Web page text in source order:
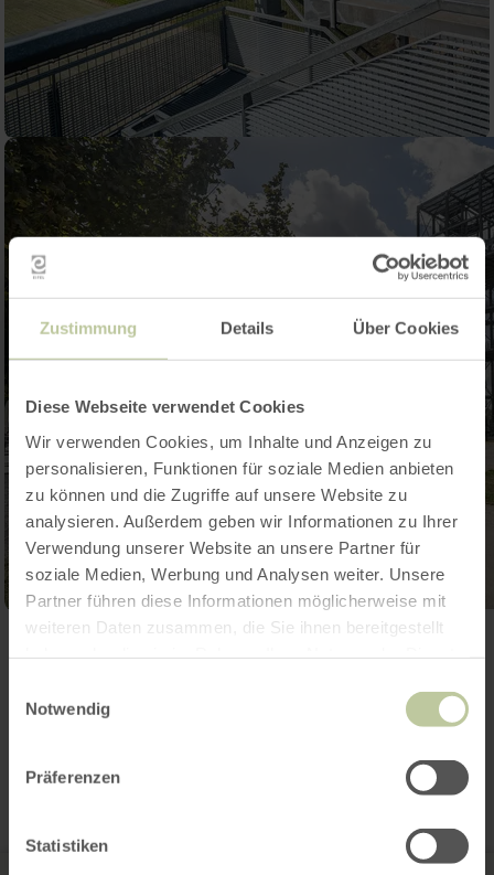
Zustimmung Details Über Cookies
Diese Webseite verwendet Cookies
Wir verwenden Cookies, um Inhalte und Anzeigen zu
personalisieren, Funktionen für soziale Medien anbieten
zu können und die Zugriffe auf unsere Website zu
analysieren. Außerdem geben wir Informationen zu Ihrer
Verwendung unserer Website an unsere Partner für
soziale Medien, Werbung und Analysen weiter. Unsere
Partner führen diese Informationen möglicherweise mit
weiteren Daten zusammen, die Sie ihnen bereitgestellt
Notwendig
Präferenzen
Statistiken
Contact